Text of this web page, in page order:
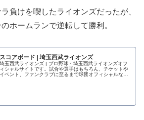
負けを喫したライオンズだったが、
ホームランで逆転して勝利。
スコアボード | 埼玉西武ライオンズ
埼玉西武ライオンズ | プロ野球・埼玉西武ライオンズオフ
ィシャルサイトです。試合や選手はもちろん、チケットや
イベント、ファンクラブに至るまで球団オフィシャルなら